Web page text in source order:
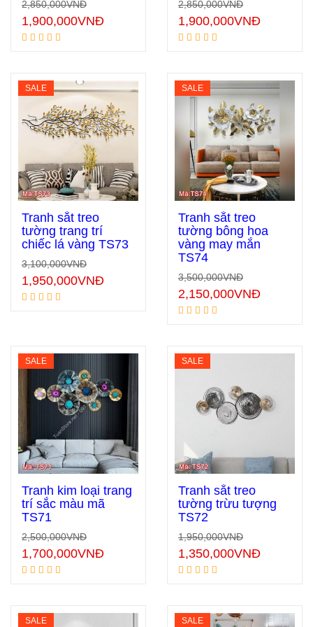
2,850,000VNĐ
1,900,000VNĐ
2,850,000VNĐ
1,900,000VNĐ
SALE
Thêm vào giỏ hàng
Tranh sắt treo
tường bông hoa
vàng may mắn
TS74
3,500,000VNĐ
2,150,000VNĐ
SALE
Thêm vào giỏ hàng
Tranh sắt treo
tường trang trí
chiếc lá vàng TS73
3,100,000VNĐ
1,950,000VNĐ
SALE
Tranh sắt treo
tường trừu tượng
TS72
1,950,000VNĐ
1,350,000VNĐ
SALE
Tranh kim loại trang
trí sắc màu mã
TS71
2,500,000VNĐ
1,700,000VNĐ
SALE
SALE